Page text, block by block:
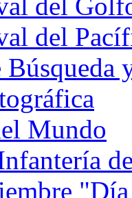
del
Búsqueda
Mundo